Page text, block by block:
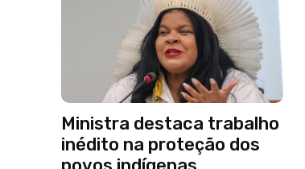
Ministra destaca trabalho
inédito na proteção dos